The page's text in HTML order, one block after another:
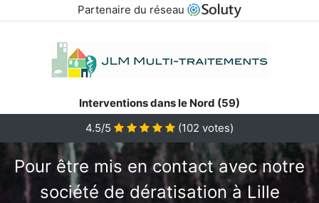
Partenaire du réseau
Interventions dans le Nord (59)
4.5/5
(102 votes)
Pour être mis en contact avec notre
société de dératisation à Lille